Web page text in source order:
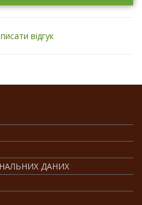
відгук
ДАНИХ